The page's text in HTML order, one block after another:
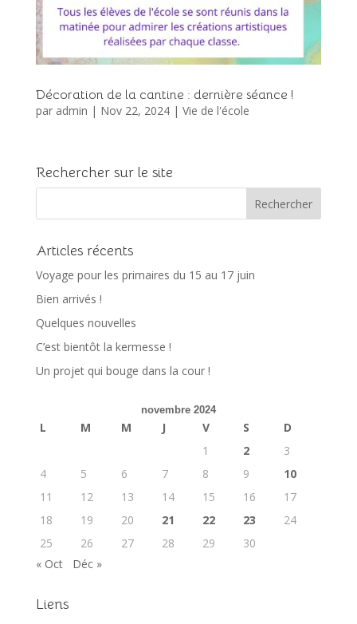
Décoration de la cantine : dernière séance !
par admin | Nov 22, 2024| Vie de l'école
Rechercher sur le site
Articles récents
Voyage pour les primaires du 15 au 17 juin
Bien arrivés !
Quelques nouvelles
C’est bientôt la kermesse !
Un projet qui bouge dans la cour !
novembre 2024
L M M J V S
D
1
2
3
4
5 6 7 8 9
10
11
12 13 14 15 16
17
18
19 20 21 22 23
24
25
26 27 28 29
30
« Oct
Déc »
Liens